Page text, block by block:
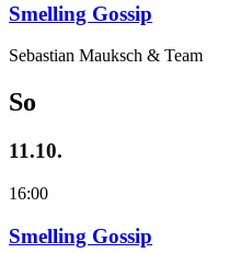
Smelling Gossip
Sebastian Mauksch & Team
So
11.10.
16:00
Smelling Gossip